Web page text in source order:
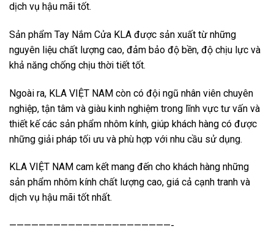
dịch vụ hậu mãi tốt.
Sản phẩm Tay Nắm Cửa KLA được sản xuất từ những
nguyên liệu chất lượng cao, đảm bảo độ bền, độ chịu lực và
khả năng chống chịu thời tiết tốt.
Ngoài ra, KLA VIỆT NAM còn có đội ngũ nhân viên chuyên
nghiệp, tận tâm và giàu kinh nghiệm trong lĩnh vực tư vấn và
thiết kế các sản phẩm nhôm kính, giúp khách hàng có được
những giải pháp tối ưu và phù hợp với nhu cầu sử dụng.
KLA VIỆT NAM cam kết mang đến cho khách hàng những
sản phẩm nhôm kính chất lượng cao, giá cả cạnh tranh và
dịch vụ hậu mãi tốt nhất.
——————————————————————-